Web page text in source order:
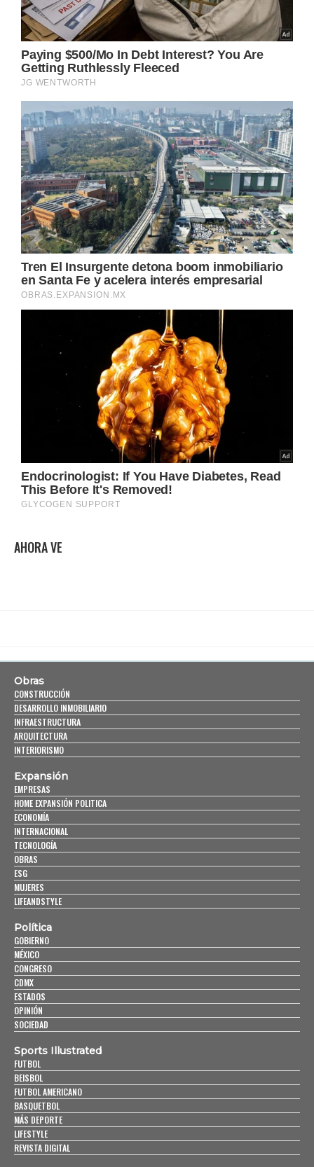
AHORA VE
Obras
CONSTRUCCIÓN
DESARROLLO INMOBILIARIO
INFRAESTRUCTURA
ARQUITECTURA
INTERIORISMO
Expansión
EMPRESAS
HOME EXPANSIÓN POLITICA
ECONOMÍA
INTERNACIONAL
TECNOLOGÍA
OBRAS
ESG
MUJERES
LIFEANDSTYLE
Política
GOBIERNO
MÉXICO
CONGRESO
CDMX
ESTADOS
OPINIÓN
SOCIEDAD
Sports Illustrated
FUTBOL
BEISBOL
FUTBOL AMERICANO
BASQUETBOL
MÁS DEPORTE
LIFESTYLE
REVISTA DIGITAL